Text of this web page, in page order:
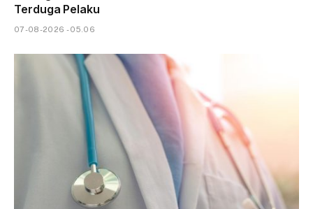
Terduga Pelaku
07-08-2026 - 05.06